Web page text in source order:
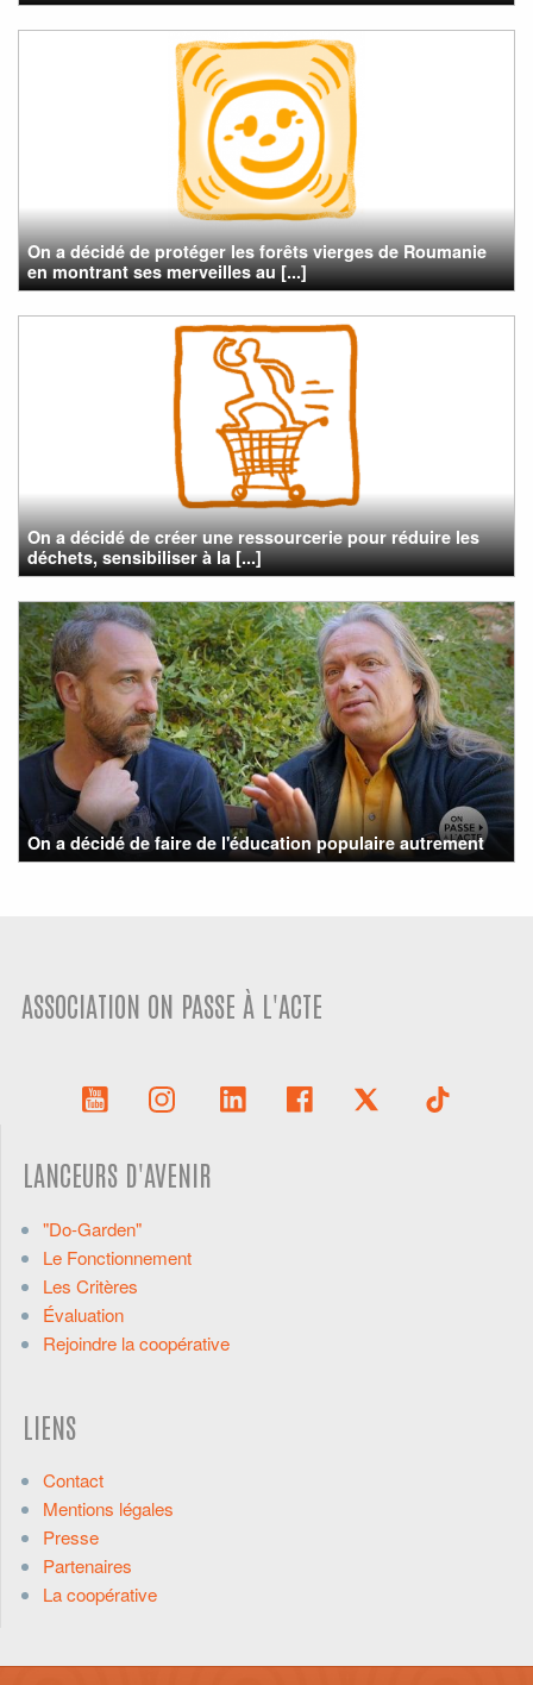
On a décidé de protéger les forêts vierges de Roumanie
en montrant ses merveilles au [...]
On a décidé de créer une ressourcerie pour réduire les
déchets, sensibiliser à la [...]
On a décidé de faire de l'éducation populaire autrement
ASSOCIATION ON PASSE À L'ACTE
LANCEURS D'AVENIR
"Do-Garden"
Le Fonctionnement
Les Critères
Évaluation
Rejoindre la coopérative
LIENS
Contact
Mentions légales
Presse
Partenaires
La coopérative